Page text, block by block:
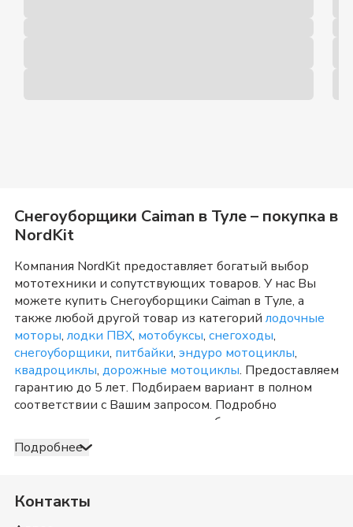
Снегоуборщики Caiman в Туле– покупка в
NordKit
Компания NordKit предоставляет богатый выбор
мототехники и сопутствующих товаров. У нас Вы
можете купить Снегоуборщики Caiman в Туле, а
также любой другой товар из категорий лодочные
моторы, лодки ПВХ, мотобуксы, снегоходы,
снегоуборщики, питбайки, эндуро мотоциклы,
квадроциклы, дорожные мотоциклы. Предоставляем
гарантию до 5 лет. Подбираем вариант в полном
соответствии с Вашим запросом. Подробно
консультируем и отвечаем на любые вопросы по
телефону и в шоу-руме в
категорииСнегоуборщики Caiman
и Тульская область
Оплата принимается несколькими способами:
Подробнее
Контакты